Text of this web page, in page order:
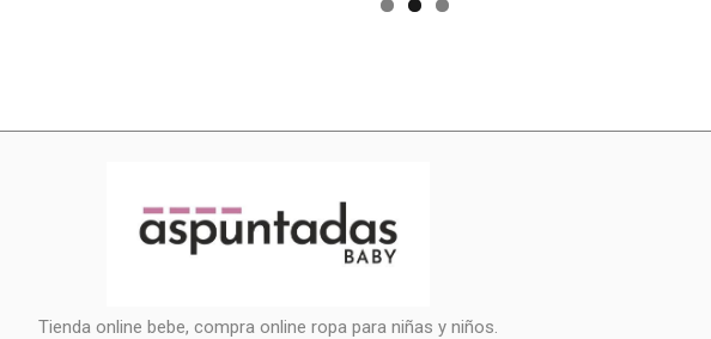
Tienda online bebe, compra online ropa para niñas y niños.